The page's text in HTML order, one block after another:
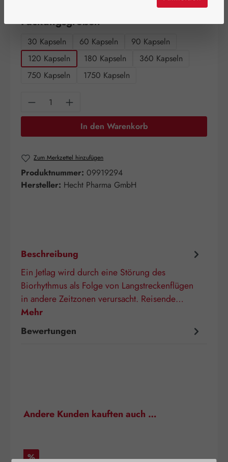
Packungsgrößenauswählen
30 Kapseln 60 Kapseln
90 Kapseln
120 Kapseln
180 Kapseln
360 Kapseln
750 Kapseln
1750 Kapseln
Produkt Anzahl: Gib den gewünschten
In den Warenkorb
Zum Merkzettel hinzufügen
Produktnummer: 09919294
Hersteller: Hecht Pharma GmbH
Beschreibung
Ein Jetlag wird durch eine Störung des
Biorhythmus als Folge von Langstreckenflügen
in andere Zeitzonen verursacht. Reisende…
Mehr
Bewertungen
Produktgalerie überspringen
Andere Kunden kauften auch …
Rabatt
%